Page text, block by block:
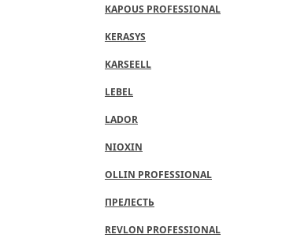
KAPOUS PROFESSIONAL
KERASYS
KARSEELL
LEBEL
LADOR
NIOXIN
OLLIN PROFESSIONAL
ПРЕЛЕСТЬ
REVLON PROFESSIONAL